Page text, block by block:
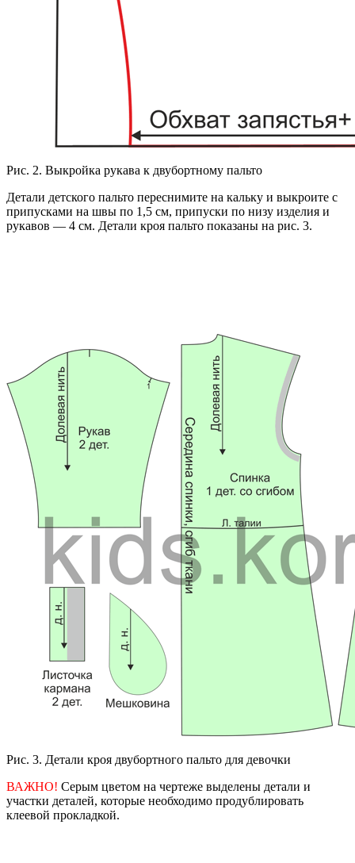
Рис. 2. Выкройка рукава к двубортному пальто
Детали детского пальто переснимите на кальку и выкроите с
припусками на швы по 1,5 см, припуски по низу изделия и
рукавов — 4 см. Детали кроя пальто показаны на рис. 3.
Рис. 3. Детали кроя двубортного пальто для девочки
ВАЖНО! Серым цветом на чертеже выделены детали и
участки деталей, которые необходимо продублировать
клеевой прокладкой.